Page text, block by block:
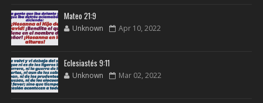
Mateo 21:9
Unknown Apr 10, 2022
Eclesiastés 9:11
Unknown Mar 02, 2022